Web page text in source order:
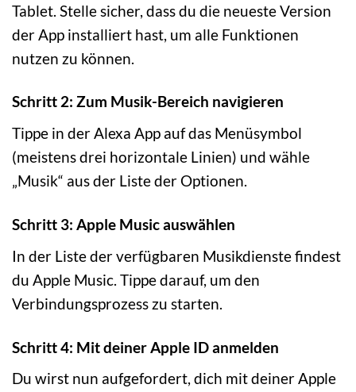
Tablet. Stelle sicher, dass du die neueste Version
der App installiert hast, um alle Funktionen
nutzen zu können.
Schritt 2: Zum Musik-Bereich navigieren
Tippe in der Alexa App auf das Menüsymbol
(meistens drei horizontale Linien) und wähle
„Musik“ aus der Liste der Optionen.
Schritt 3: Apple Music auswählen
In der Liste der verfügbaren Musikdienste findest
du Apple Music. Tippe darauf, um den
Verbindungsprozess zu starten.
Schritt 4: Mit deiner Apple ID anmelden
Du wirst nun aufgefordert, dich mit deiner Apple